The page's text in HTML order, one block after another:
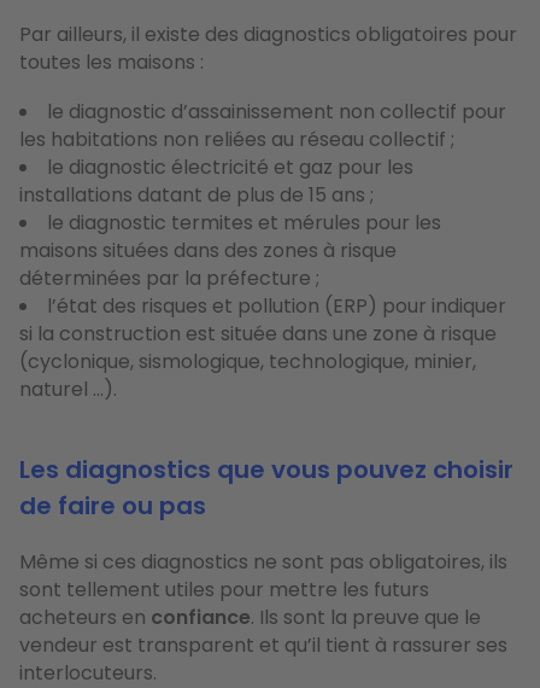
Par ailleurs, il existe des diagnostics obligatoires pour
toutes les maisons :
le diagnostic d’assainissement non collectif pour
les habitations non reliées au réseau collectif ;
le diagnostic électricité et gaz pour les
installations datant de plus de 15 ans ;
le diagnostic termites et mérules pour les
maisons situées dans des zones à risque
déterminées par la préfecture ;
l’état des risques et pollution (ERP) pour indiquer
si la construction est située dans une zone à risque
(cyclonique, sismologique, technologique, minier,
naturel …).
Les diagnostics que vous pouvez choisir
de faire ou pas
Même si ces diagnostics ne sont pas obligatoires, ils
sont tellement utiles pour mettre les futurs
acheteurs en confiance. Ils sont la preuve que le
vendeur est transparent et qu’il tient à rassurer ses
interlocuteurs.